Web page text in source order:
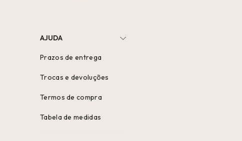
AJUDA
Prazos de entrega
Trocas e devoluções
Termos de compra
Tabela de medidas